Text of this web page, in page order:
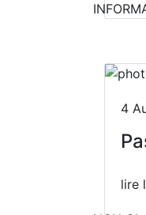
4
lire